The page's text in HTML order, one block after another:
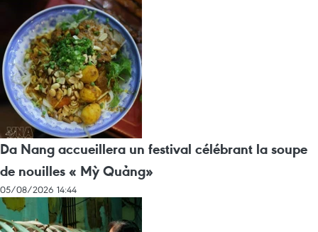
Da Nang accueillera un festival célébrant la soupe
de nouilles « Mỳ Quảng»
05/08/2026 14:44